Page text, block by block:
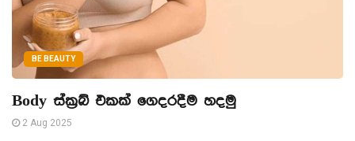
BE BEAUTY
Body ස්ක්‍රබ් එකක් ගෙදරදීම හදමු
2 Aug 2025